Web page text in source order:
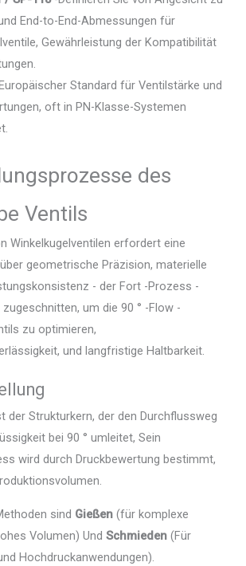
End-to-End-Abmessungen für
Gewährleistung der Kompatibilität
Standard für Ventilstärke und
oft in PN-Klasse-Systemen
des
Ventils
Winkelkugelventilen erfordert eine
geometrische Präzision, materielle
- der Fort -Prozess -
um die 90 ° -Flow -
zu optimieren,
und langfristige Haltbarkeit.
der Strukturkern, der den Durchflussweg
bei 90 ° umleitet, Sein
wird durch Druckbewertung bestimmt,
sind Gießen (für komplexe
Volumen) UndSchmieden (Für
Hochdruckanwendungen).